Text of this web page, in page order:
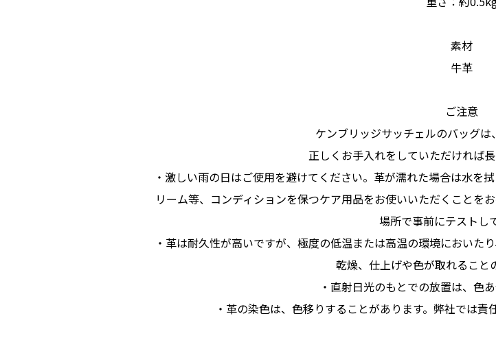
素材
牛革
ご注意
ケンブリッジサッチェルのバッグは
正しくお手入れをしていただければ長
・激しい雨の日はご使用を避けてください。革が濡れた場合は水を
リーム等、コンディションを保つケア用品をお使いいただくことを
場所で事前にテストし
・革は耐久性が高いですが、極度の低温または高温の環境においた
乾燥、仕上げや色が取れること
・直射日光のもとでの放置は、色
・革の染色は、色移りすることがあります。弊社では責